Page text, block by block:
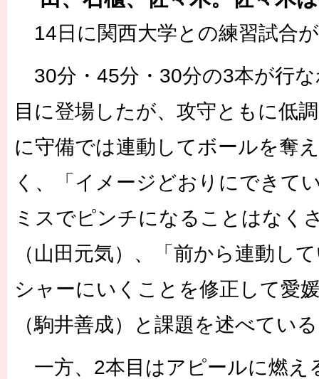
長谷川 アーリアジャスールさんがシンポジウム「気候変動から命
14日に関西大学との練習試合
30分・45分・30分の3本が行
目に登場したが、攻守ともに低
に守備では連動してボールを奪
く、「イメージどおりにできて
ミスでピンチになることはなく
（山田元気）、「前から連動し
シャーにいくことを修正して愛
（駒井善成）と課題を述べてい
一方、2本目はアピールに燃え